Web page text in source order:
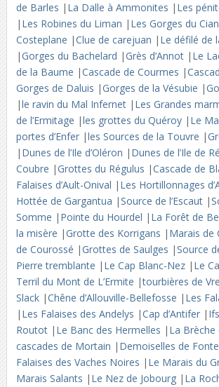
de Barles | La Dalle à Ammonites | Les
| Les Robines du Liman | Les Gorges du
Costeplane |Clue de carejuan | Le défilé de
|Gorges du Bachelard |Grès d’Annot | Le
de la Baume |Cascade de Courmes |
Gorges de Daluis |Gorges de la Vésubie |
|le ravin du Mal Infernet | Les Grandes
de l’Ermitage |les grottes du Quéroy | Le
portes d’Enfer |les Sources de la Touvre |
| Dunes de l’Ile d’Oléron | Dunes de l’Ile de Ré
Coubre |Grottes du Régulus |Cascade de
Falaises d’Ault-Onival | Les Hortillonnages
Hottée de Gargantua |Source de l’Escaut |
Somme | Pointe du Hourdel | La Forêt de
la misère |Grotte des Korrigans | Marais de
de Courossé |Grottes de Saulges |Source
Pierre tremblante | Le Cap Blanc-Nez | Le
Terril du Mont de L’Ermite |tourbières de
Slack |Chêne d’Allouville-Bellefosse | Les
| Les Falaises des Andelys |Cap d’Antifer |
Routot | Le Banc des Hermelles | La Brèche
cascades de Mortain | Demoiselles de
Falaises des Vaches Noires | Le Marais du
Marais Salants | Le Nez de Jobourg | La